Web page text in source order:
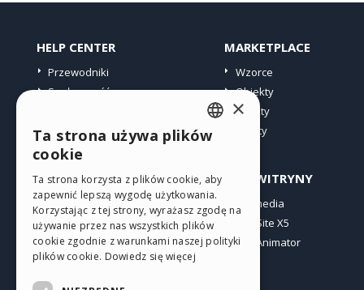
HELP CENTER
Przewodniki
Społeczność
MARKETPLACE
Wzorce
Obiekty
Punkty
Oferty
PROFIL
Moje wpisy
Moje licencje
Pobieranie
Web hosting
INNE WITRYNY
Incomedia
WebSite X5
WebAnimator
ENGLISH
GERMAN
SPANISH
PORTUGUESE
×
Ta strona używa plików
cookie
Ta strona korzysta z plików cookie, aby
zapewnić lepszą wygodę użytkowania.
Korzystając z tej strony, wyrażasz zgodę na
używanie przez nas wszystkich plików
cookie zgodnie z warunkami naszej polityki
plików cookie. Dowiedz się więcej